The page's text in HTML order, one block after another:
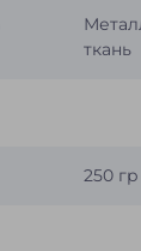
ткань
250 гр